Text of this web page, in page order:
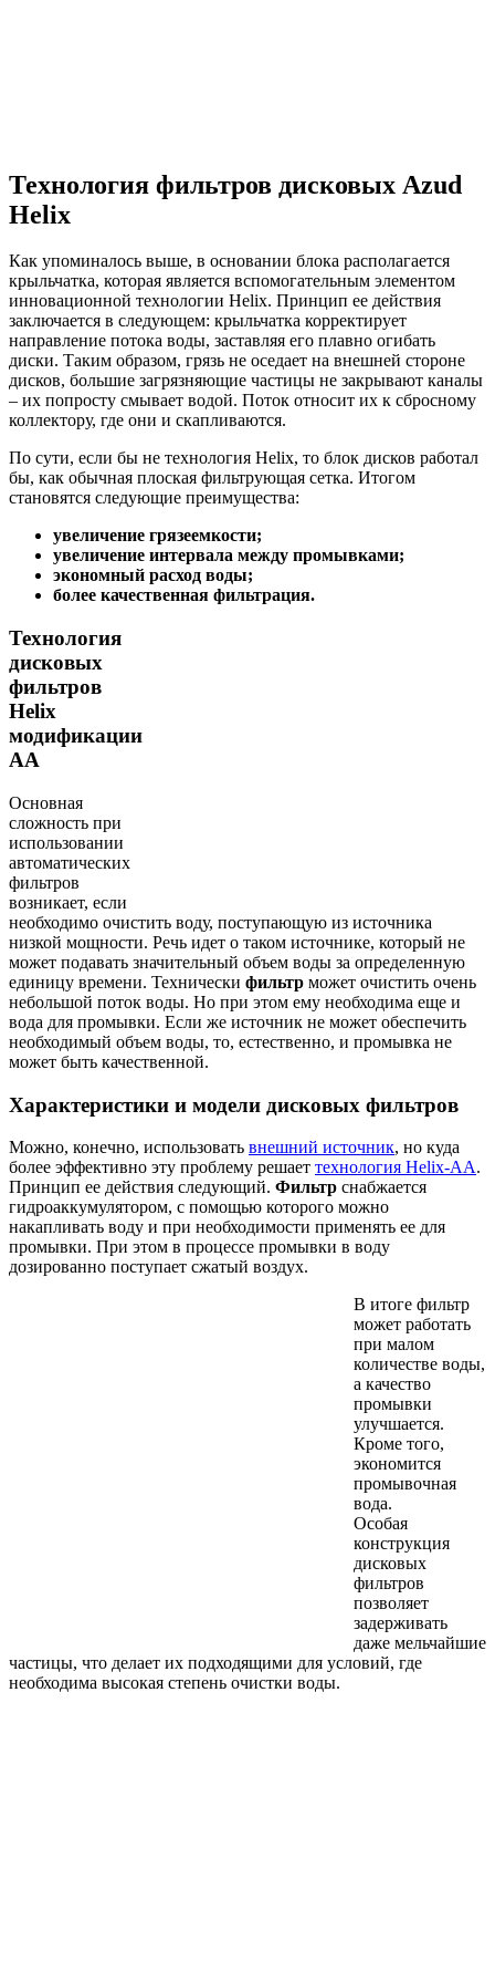
Технология фильтров дисковых Azud
Helix
Как упоминалось выше, в основании блока располагается
крыльчатка, которая является вспомогательным элементом
инновационной технологии Helix. Принцип ее действия
заключается в следующем: крыльчатка корректирует
направление потока воды, заставляя его плавно огибать
диски. Таким образом, грязь не оседает на внешней стороне
дисков, большие загрязняющие частицы не закрывают каналы
– их попросту смывает водой. Поток относит их к сбросному
коллектору, где они и скапливаются.
По сути, если бы не технология Helix, то блок дисков работал
бы, как обычная плоская фильтрующая сетка. Итогом
становятся следующие преимущества:
увеличение грязеемкости;
увеличение интервала между промывками;
экономный расход воды;
более качественная фильтрация.
Технология
дисковых
фильтров
Helix
модификации
АА
Основная
сложность при
использовании
автоматических
фильтров
возникает, если
необходимо очистить воду, поступающую из источника
низкой мощности. Речь идет о таком источнике, который не
может подавать значительный объем воды за определенную
единицу времени. Технически фильтр может очистить очень
небольшой поток воды. Но при этом ему необходима еще и
вода для промывки. Если же источник не может обеспечить
необходимый объем воды, то, естественно, и промывка не
может быть качественной.
Характеристики и модели дисковых фильтров
Можно, конечно, использовать внешний источник, но куда
более эффективно эту проблему решает технология Helix-АА.
Принцип ее действия следующий. Фильтр снабжается
гидроаккумулятором, с помощью которого можно
накапливать воду и при необходимости применять ее для
промывки. При этом в процессе промывки в воду
дозированно поступает сжатый воздух.
В итоге фильтр
может работать
при малом
количестве воды,
а качество
промывки
улучшается.
Кроме того,
экономится
промывочная
вода.
Особая
конструкция
дисковых
фильтров
позволяет
задерживать
даже мельчайшие
частицы, что делает их подходящими для условий, где
необходима высокая степень очистки воды.